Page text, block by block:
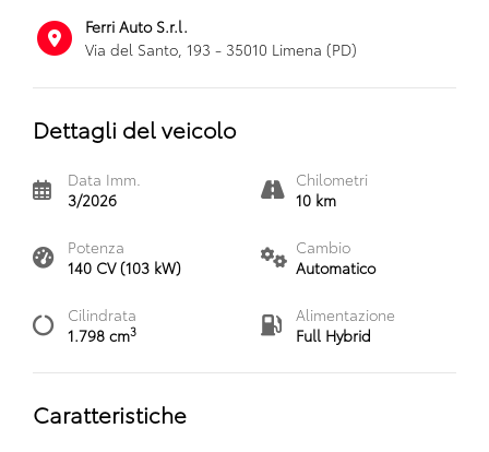
Ferri Auto S.r.l.
Via del Santo, 193 - 35010 Limena (PD)
Dettagli del veicolo
Data Imm.
3/2026
Chilometri
10 km
Potenza
140 CV (103 kW)
Cambio
Automatico
Cilindrata
1.798 cm3
Alimentazione
Full Hybrid
Caratteristiche